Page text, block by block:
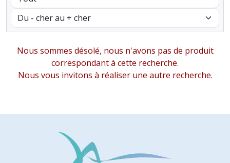
Nous sommes désolé, nous n'avons pas de produit
correspondant à cette recherche.
Nous vous invitons à réaliser une autre recherche.